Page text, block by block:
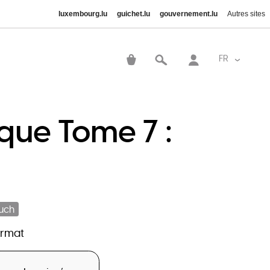
luxembourg.lu guichet.lu gouvernement.lu Autres sites
FR Lister
account
Tome 7 :